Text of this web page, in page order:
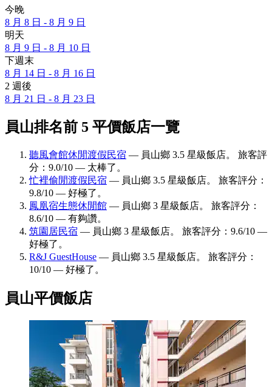
今晚
8 月 8 日 - 8 月 9 日
明天
8 月 9 日 - 8 月 10 日
下週末
8 月 14 日 - 8 月 16 日
2 週後
8 月 21 日 - 8 月 23 日
員山排名前 5 平價飯店一覽
聽風會館休閒渡假民宿 — 員山鄉 3.5 星級飯店。 旅客評
分：9.0/10 — 太棒了。
忙裡偷閒渡假民宿 — 員山鄉 3.5 星級飯店。 旅客評分：
9.8/10 — 好極了。
鳳凰宿生態休閒館 — 員山鄉 3 星級飯店。 旅客評分：
8.6/10 — 有夠讚。
筑園居民宿 — 員山鄉 3 星級飯店。 旅客評分：9.6/10 —
好極了。
R&J GuestHouse — 員山鄉 3.5 星級飯店。 旅客評分：
10/10 — 好極了。
員山平價飯店